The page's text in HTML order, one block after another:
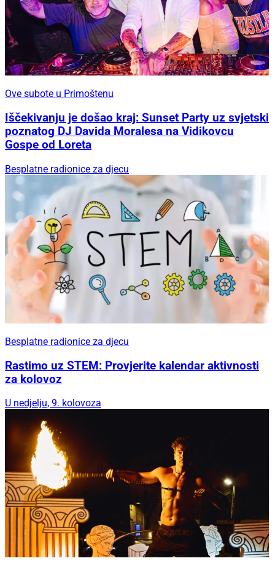
Ove subote u Primoštenu
Iščekivanju je došao kraj: Sunset Party uz svjetski
poznatog DJ Davida Moralesa na Vidikovcu
Gospe od Loreta
Besplatne radionice za djecu
Besplatne radionice za djecu
Rastimo uz STEM: Provjerite kalendar aktivnosti
za kolovoz
U nedjelju, 9. kolovoza